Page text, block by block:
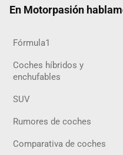
En Motorpasión
Fórmula1
Coches híbridos y
enchufables
SUV
Rumores de coches
Comparativa de coches